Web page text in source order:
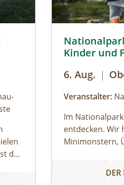
du
Mini
Kinder und
6. Aug. |
Veranstalter:
Im
entdecken. Wir
Minimonstern,
lüften so
Seid bereit
Nationalpark
DER